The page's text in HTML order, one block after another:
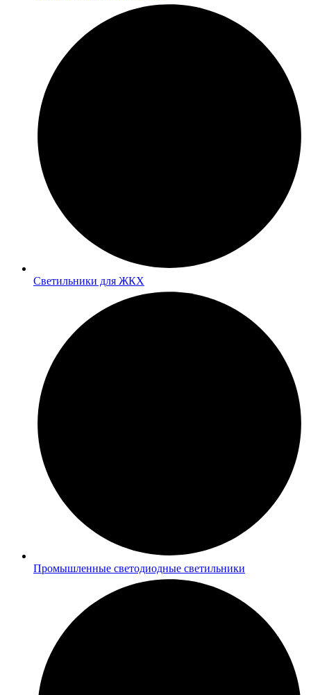
Светильники для ЖКХ
Промышленные светодиодные светильники